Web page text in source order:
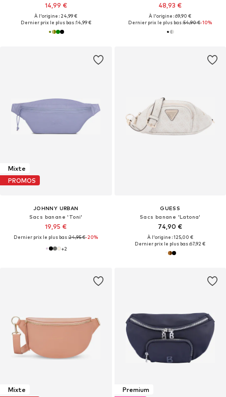
14,99 €
À l'origine : 24,99 €
Dernier prix le plus bas :14,99 €
48,93 €
À l'origine : 69,90 €
Dernier prix le plus bas :54,90 €-10%
Mixte
PROMOS
JOHNNY URBAN
Sacs banane 'Toni'
19,95 €
Dernier prix le plus bas :24,95 €-20%
+2
GUESS
Sacs banane 'Latona'
74,90 €
À l'origine : 125,00 €
Dernier prix le plus bas :67,92 €
Mixte
Premium